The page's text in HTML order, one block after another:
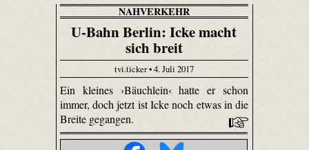
NAHVERKEHR
U-Bahn Berlin: Icke macht
sich breit
tvi.ticker • 4. Juli 2017
Ein kleines ›Bäuchlein‹ hatte er schon
immer, doch jetzt ist Icke noch etwas in die
Breite gegangen.